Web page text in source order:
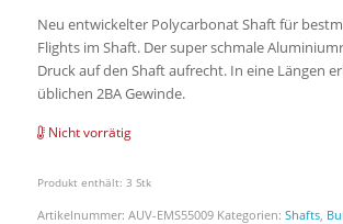
Neu entwickelter Polycarbonat Shaft für
Flights im Shaft. Der super schmale
Druck auf den Shaft aufrecht. In eine Längen
üblichen 2BA Gewinde.
Nicht vorrätig
Produkt enthält: 3 Stk
Artikelnummer: AUV-EMS55009 Kategorien: Shafts,